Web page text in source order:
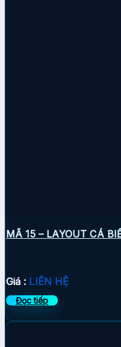
MÃ 15 – LAYOUT CÁ
Giá : LIÊN HỆ
Đọc tiếp